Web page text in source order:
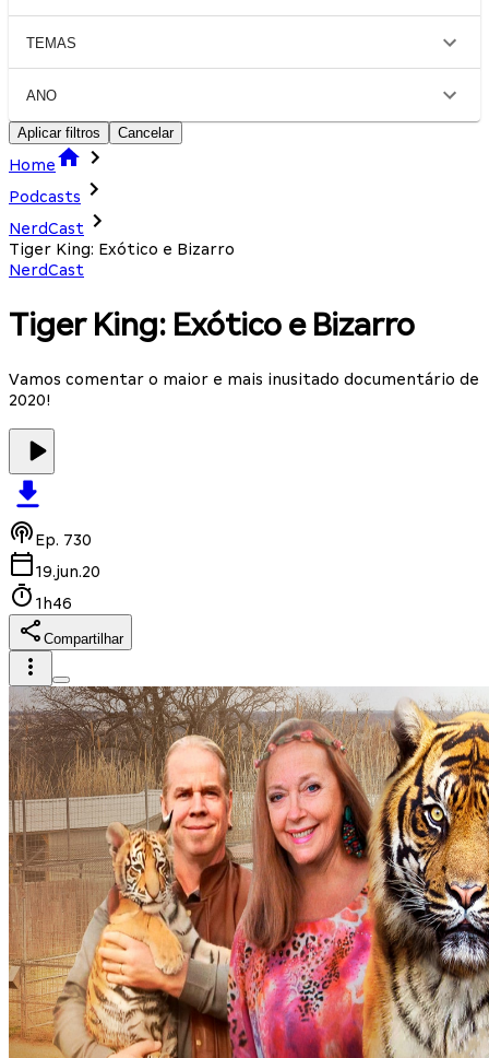
TEMAS
ANO
Aplicar filtros Cancelar
Home
Podcasts
NerdCast
Tiger King: Exótico e Bizarro
NerdCast
Tiger King: Exótico e Bizarro
Vamos comentar o maior e mais inusitado documentário de
2020!
Ep. 730
19.jun.20
1h46
Compartilhar